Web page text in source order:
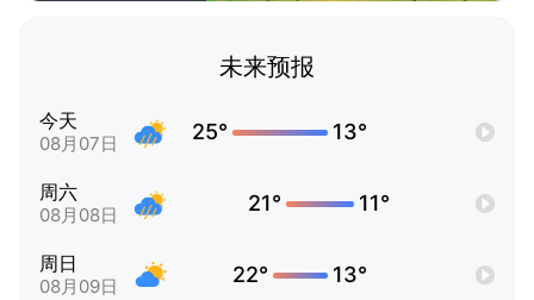
未来预报
今天
08月07日 25° 13°
周六
08月08日 21° 11°
周日
08月09日 22° 13°